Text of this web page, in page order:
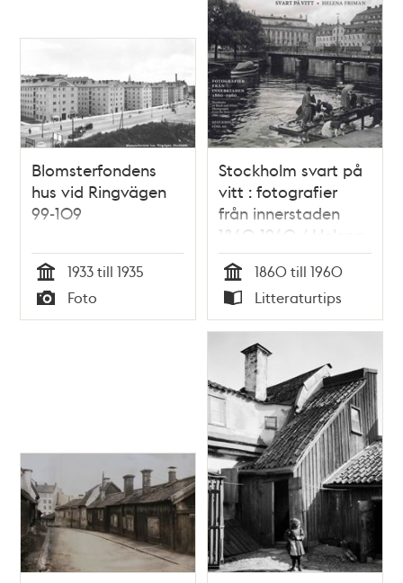
Blomsterfondens
hus vid Ringvägen
99-109
Tid
1933 till 1935
Typ
Foto
Stockholm svart på
vitt : fotografier
från innerstaden
1860-1960 / Helena
Friman
Tid
1860 till 1960
Typ
Litteraturtips